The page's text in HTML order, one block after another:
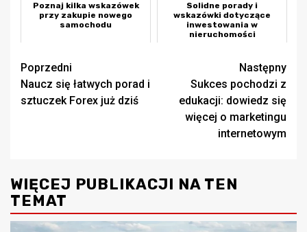
Poznaj kilka wskazówek
przy zakupie nowego
samochodu
Solidne porady i
wskazówki dotyczące
inwestowania w
nieruchomości
Zobacz
wpisy
Poprzedni
Naucz się łatwych porad i
sztuczek Forex już dziś
Następny
Sukces pochodzi z
edukacji: dowiedz się
więcej o marketingu
internetowym
WIĘCEJ PUBLIKACJI NA TEN
TEMAT